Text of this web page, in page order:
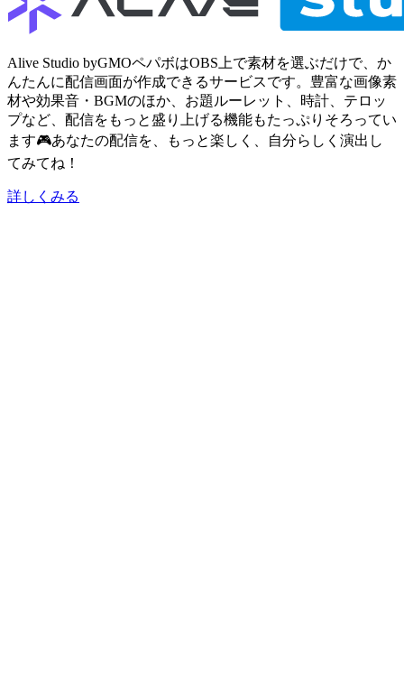
Alive Studio byGMOペパボはOBS上で素材を選ぶだけで、か
んたんに配信画面が作成できるサービスです。 豊富な画像素
材や効果音・BGMのほか、お題ルーレット、時計、テロッ
プなど、配信をもっと盛り上げる機能もたっぷりそろってい
ます🎮あなたの配信を、もっと楽しく、自分らしく演出し
てみてね！
詳しくみる